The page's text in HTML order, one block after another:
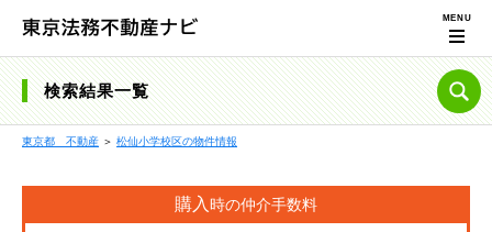
検索結果一覧
東京都 不動産 ＞ 松仙小学校区の物件情報
購入時の仲介手数料